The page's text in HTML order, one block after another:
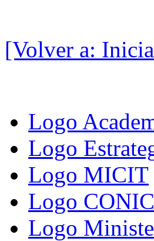
[Volver a:
Logo
Logo
Logo MICIT
Logo
Logo